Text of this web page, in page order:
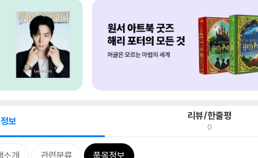
보 리뷰/한줄평
0
소개 관련분류 품목정보